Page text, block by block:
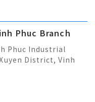
Phuc Branch
Phuc Industrial
District, Vinh